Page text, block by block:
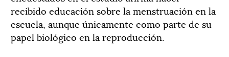
recibido educación sobre la menstruación en la
escuela, aunque únicamente como parte de su
papel biológico en la reproducción.